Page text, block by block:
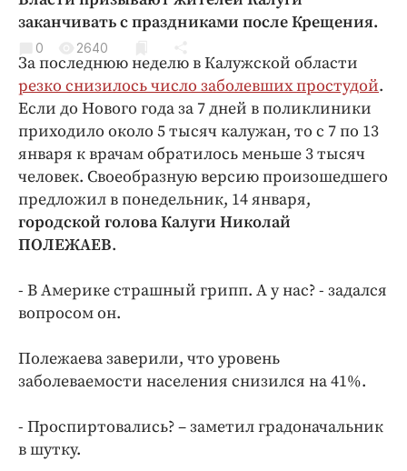
Криминал
Культура
Недвижимость и ЖКХ
Образование
Общество
Погода
Праздники
Происшествия
Спорт
ПРОЕКТЫ
Издания
Медиаперсона
Клиника года
заканчивать с праздниками после Крещения.
0 2640
За последнюю неделю в Калужской области
резко снизилось число заболевших простудой.
Если до Нового года за 7 дней в поликлиники
приходило около 5 тысяч калужан, то с 7 по 13
января к врачам обратилось меньше 3 тысяч
человек. Своеобразную версию произошедшего
предложил в понедельник, 14 января,
городской голова Калуги Николай
ПОЛЕЖАЕВ.
- В Америке страшный грипп. А у нас? - задался
вопросом он.
Полежаева заверили, что уровень
заболеваемости населения снизился на 41%.
- Проспиртовались? – заметил градоначальник
в шутку.